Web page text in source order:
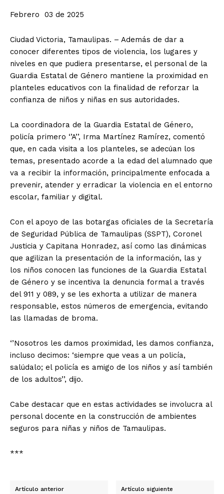
Febrero 03 de 2025
Ciudad Victoria, Tamaulipas. – Además de dar a
conocer diferentes tipos de violencia, los lugares y
niveles en que pudiera presentarse, el personal de la
Guardia Estatal de Género mantiene la proximidad en
planteles educativos con la finalidad de reforzar la
confianza de niños y niñas en sus autoridades.
La coordinadora de la Guardia Estatal de Género,
policía primero ‘’A’’, Irma Martínez Ramírez, comentó
que, en cada visita a los planteles, se adecúan los
temas, presentado acorde a la edad del alumnado que
va a recibir la información, principalmente enfocada a
prevenir, atender y erradicar la violencia en el entorno
escolar, familiar y digital.
Con el apoyo de las botargas oficiales de la Secretaría
de Seguridad Pública de Tamaulipas (SSPT), Coronel
Justicia y Capitana Honradez, así como las dinámicas
que agilizan la presentación de la información, las y
los niños conocen las funciones de la Guardia Estatal
de Género y se incentiva la denuncia formal a través
del 911 y 089, y se les exhorta a utilizar de manera
responsable, estos números de emergencia, evitando
las llamadas de broma.
‘’Nosotros les damos proximidad, les damos confianza,
incluso decimos: ‘siempre que veas a un policía,
salúdalo; el policía es amigo de los niños y así también
de los adultos’’, dijo.
Cabe destacar que en estas actividades se involucra al
personal docente en la construcción de ambientes
seguros para niñas y niños de Tamaulipas.
***
Artículo anterior Artículo siguiente